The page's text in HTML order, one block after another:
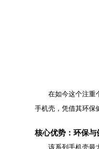
在如今这个注重
手机壳，凭借其环保
核心优势：环保与
该系列手机壳最